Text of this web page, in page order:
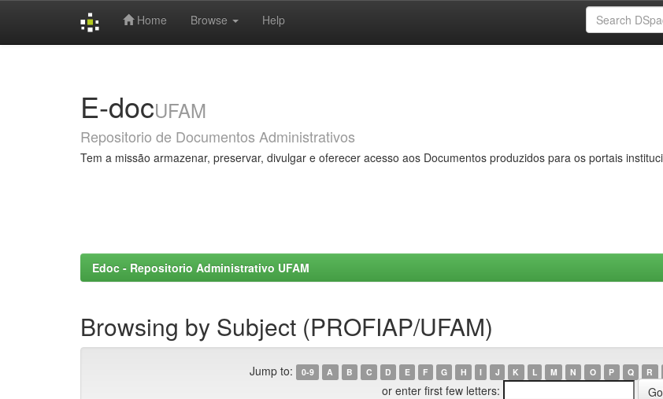
Home Browse Help
E-docUFAM
Repositorio de Documentos Administrativos
Tem a missão armazenar, preservar, divulgar e oferecer acesso aos Documentos produzidos para os portais
Edoc - Repositorio Administrativo UFAM
Browsing by Subject (PROFIAP/UFAM)
Jump to: 0-9 A B C D E F G H I J K L M N O P Q R
or enter first few letters: